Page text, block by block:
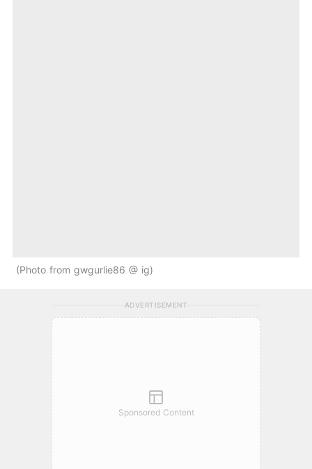
Photo from gwgurlie86 @ ig
ADVERTISEMENT
Sponsored Content